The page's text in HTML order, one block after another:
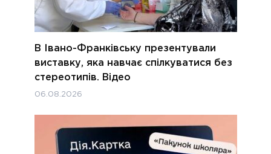
В Івано-Франківську презентували
виставку, яка навчає спілкуватися без
стереотипів. Відео
06.08.2026